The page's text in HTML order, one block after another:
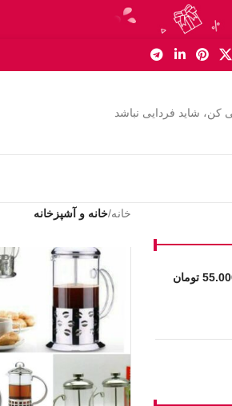
کن، شاید فردایی نباشد
تومان
خانه/خانه و آشپزخانه